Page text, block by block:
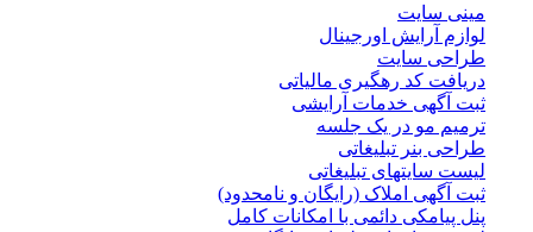
مینی سایت
لوازم آرایش اورجینال
طراحی سایت
دریافت کد رهگیری مالیاتی
ثبت آگهی خدمات آرایشی
ترمیم مو در یک جلسه
طراحی بنر تبلیغاتی
لیست سایتهای تبلیغاتی
ثبت آگهی املاک (رایگان و نامحدود)
پنل پیامکی دائمی با امکانات کامل